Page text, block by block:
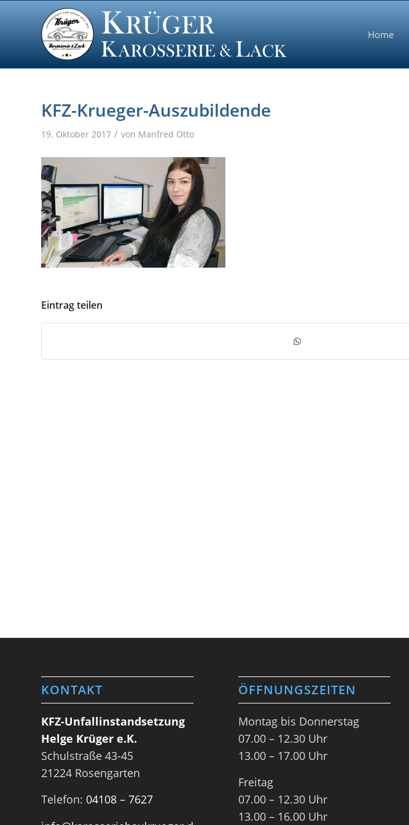
Home
KFZ-Krueger-Auszubildende
19. Oktober 2017 / von Manfred Otto
Eintrag teilen
KONTAKT
KFZ-Unfallinstandsetzung
Helge Krüger e.K.
Schulstraße 43-45
21224 Rosengarten
Telefon: 04108 – 7627
ÖFFNUNGSZEITEN
Montag bis Donnerstag
07.00 – 12.30 Uhr
13.00 – 17.00 Uhr
Freitag
07.00 – 12.30 Uhr
13.00 – 16.00 Uhr